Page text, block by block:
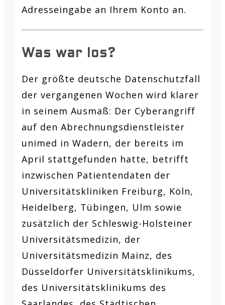
Adresseingabe an Ihrem Konto an.
Was war los?
Der größte deutsche Datenschutzfall
der vergangenen Wochen wird klarer
in seinem Ausmaß: Der Cyberangriff
auf den Abrechnungsdienstleister
unimed in Wadern, der bereits im
April stattgefunden hatte, betrifft
inzwischen Patientendaten der
Universitätskliniken Freiburg, Köln,
Heidelberg, Tübingen, Ulm sowie
zusätzlich der Schleswig-Holsteiner
Universitätsmedizin, der
Universitätsmedizin Mainz, des
Düsseldorfer Universitätsklinikums,
des Universitätsklinikums des